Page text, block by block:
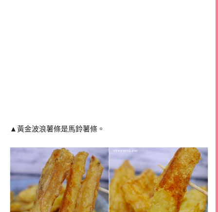
▲黃金波浪薯條是馬鈴薯條。